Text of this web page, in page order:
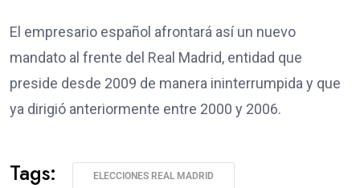
El empresario español afrontará así un nuevo
mandato al frente del Real Madrid, entidad que
preside desde 2009 de manera ininterrumpida y que
ya dirigió anteriormente entre 2000 y 2006.
Tags: ELECCIONES REAL MADRID